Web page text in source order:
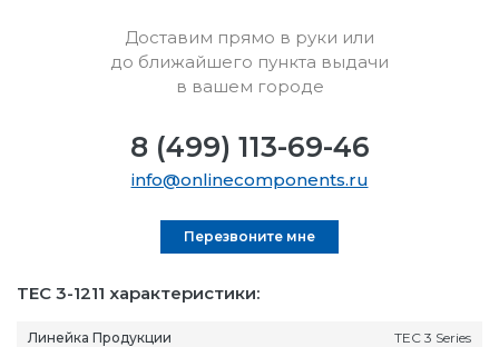
TEC 3-1211 характеристики:
Линейка Продукции
TEC 3 Series
Доставим прямо в руки или
до ближайшего пункта выдачи
в вашем городе
8 (499) 113-69-46
info@onlinecomponents.ru
Перезвоните мне